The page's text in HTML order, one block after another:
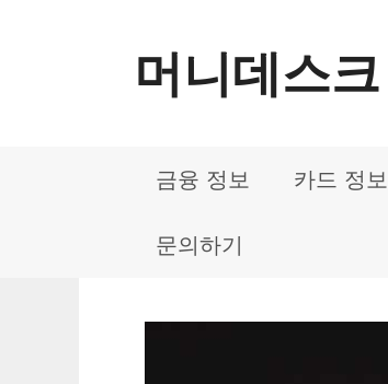
머니데스크
금융 정보 카드 정보
문의하기